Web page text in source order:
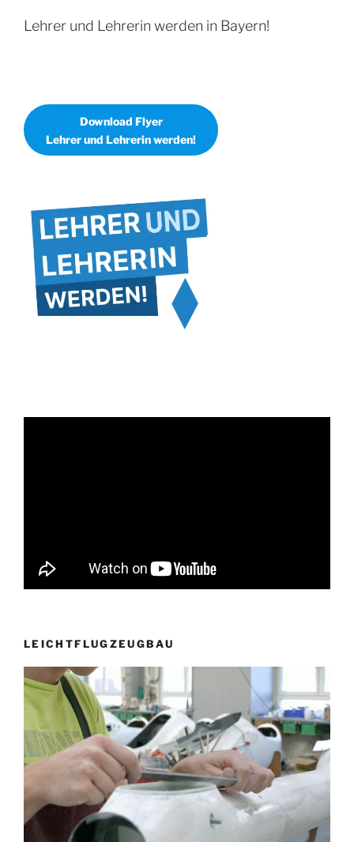
Lehrer und Lehrerin werden in Bayern!
Download Flyer
Lehrer und Lehrerin werden!
LEICHTFLUGZEUGBAU